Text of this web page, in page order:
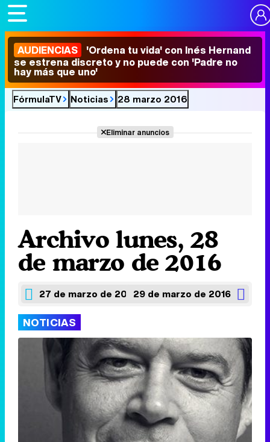
AUDIENCIAS 'Ordena tu vida' con Inés Hernand
se estrena discreto y no puede con 'Padre no
hay más que uno'
FórmulaTV Noticias 28 marzo 2016
Eliminar anuncios
Archivo lunes, 28
de marzo de 2016
27 de marzo de 201629 de marzo de 2016
NOTICIAS